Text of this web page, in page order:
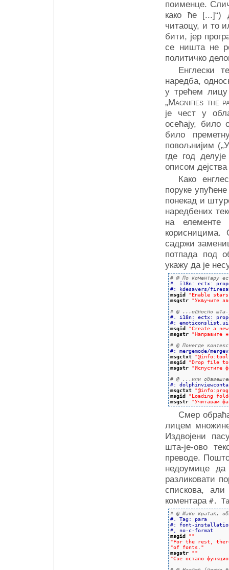
поименце.
како ће [...]“)
читаоцу, и то
бити, јер
се ништа не
политичко
Енглески
наредба,
у трећем лицу
„Magnifies the
је чест у
осећају, било
било
повољнијим
где год
описом
Како
поруке
понекад и
наредбених
на елементе
корисницима.
садржи
потпада под
укажу да је
# @ По коментару
#. i18n: ectx:
#: kdesavers/
msgid
"Enable
msgstr
"Укључите
# @ ...односно
#. i18n: ectx:
#:
msgid
"Create a
msgstr
"Направите
# @ Понегде
#: mergemode/
msgctxt
msgid
"Drop file to
msgstr
"Испустите
# @ ...или
#:
msgctxt
msgid
"Loading
msgstr
"Учитавам
Смер
лицем
Издвојени
шта-је-ово
преводе.
недоумице
разликовати
спискова,
коментара#.
# @ Иако кратак,
#. Tag: para
#: font-
#, no-c-format
msgid
""
"For the rest,
"of fonts."
msgstr
""
"Све остало